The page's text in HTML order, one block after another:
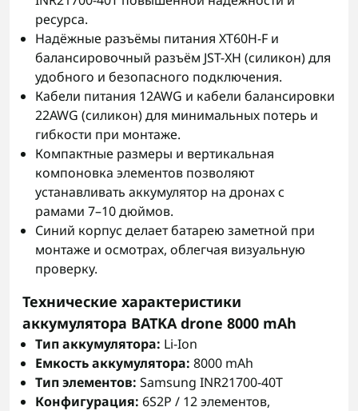
ресурса.
Надёжные разъёмы питания XT60H-F и
балансировочный разъём JST-XH (силикон) для
удобного и безопасного подключения.
Кабели питания 12AWG и кабели балансировки
22AWG (силикон) для минимальных потерь и
гибкости при монтаже.
Компактные размеры и вертикальная
компоновка элементов позволяют
устанавливать аккумулятор на дронах с
рамами 7–10 дюймов.
Синий корпус делает батарею заметной при
монтаже и осмотрах, облегчая визуальную
проверку.
Технические характеристики
аккумулятора BATKA drone 8000 mAh
Тип аккумулятора: Li-Ion
Емкость аккумулятора: 8000 mAh
Тип элементов: Samsung INR21700-40T
Конфигурация: 6S2P / 12 элементов,